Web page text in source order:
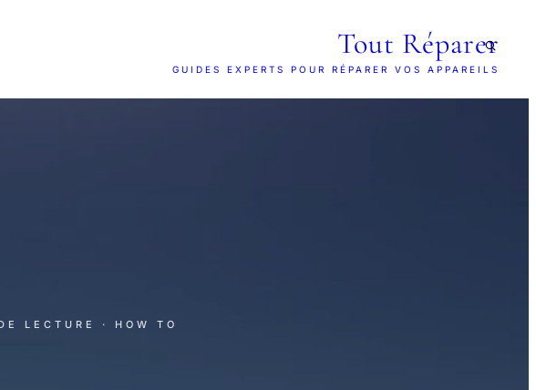
Tout Réparer
GUIDES EXPERTS POUR RÉPARER VOS APPAREILS
LECTURE · HOW TO